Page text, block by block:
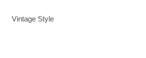
Vintage Style